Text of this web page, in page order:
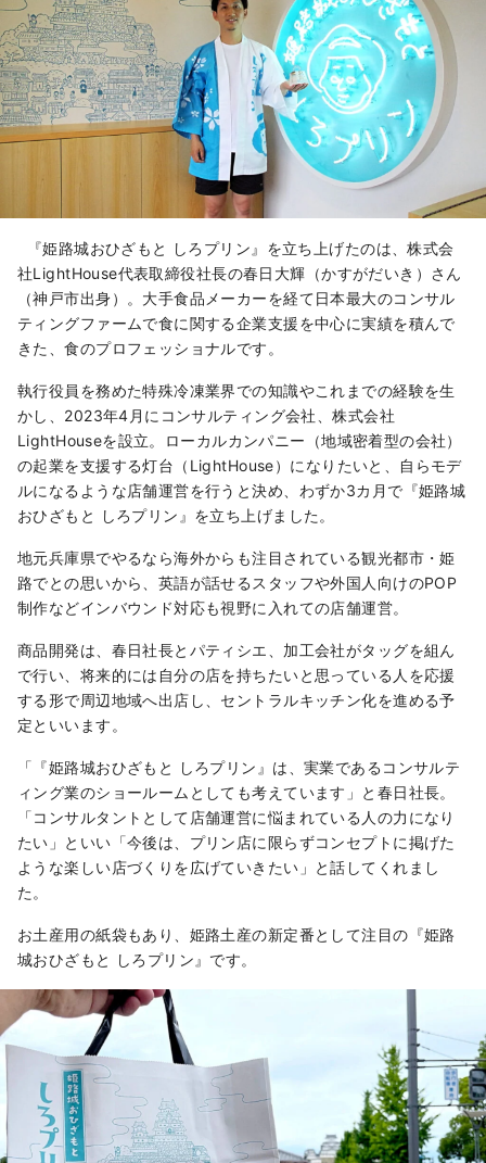
『姫路城おひざもと しろプリン』を立ち上げたのは、株式会
社LightHouse代表取締役社長の春日大輝（かすがだいき）さん
（神戸市出身）。大手食品メーカーを経て日本最大のコンサル
ティングファームで食に関する企業支援を中心に実績を積んで
きた、食のプロフェッショナルです。
執行役員を務めた特殊冷凍業界での知識やこれまでの経験を生
かし、2023年4月にコンサルティング会社、株式会社
LightHouseを設立。ローカルカンパニー（地域密着型の会社）
の起業を支援する灯台（LightHouse）になりたいと、自らモデ
ルになるような店舗運営を行うと決め、わずか3カ月で『姫路城
おひざもと しろプリン』を立ち上げました。
地元兵庫県でやるなら海外からも注目されている観光都市・姫
路でとの思いから、英語が話せるスタッフや外国人向けのPOP
制作などインバウンド対応も視野に入れての店舗運営。
商品開発は、春日社長とパティシエ、加工会社がタッグを組ん
で行い、将来的には自分の店を持ちたいと思っている人を応援
する形で周辺地域へ出店し、セントラルキッチン化を進める予
定といいます。
「『姫路城おひざもと しろプリン』は、実業であるコンサルテ
ィング業のショールームとしても考えています」と春日社長。
「コンサルタントとして店舗運営に悩まれている人の力になり
たい」といい「今後は、プリン店に限らずコンセプトに掲げた
ような楽しい店づくりを広げていきたい」と話してくれまし
た。
お土産用の紙袋もあり、姫路土産の新定番として注目の『姫路
城おひざもと しろプリン』です。